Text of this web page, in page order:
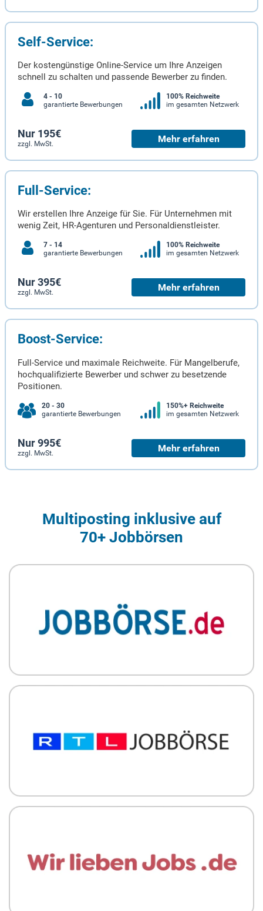
Self-Service:
Der kostengünstige Online-Service um Ihre Anzeigen
schnell zu schalten und passende Bewerber zu finden.
4 - 10
garantierte Bewerbungen
100% Reichweite
im gesamten Netzwerk
Nur 195€
zzgl. MwSt. Mehr erfahren
Full-Service:
Wir erstellen Ihre Anzeige für Sie. Für Unternehmen mit
wenig Zeit, HR-Agenturen und Personaldienstleister.
7 - 14
garantierte Bewerbungen
100% Reichweite
im gesamten Netzwerk
Nur 395€
zzgl. MwSt. Mehr erfahren
Boost-Service:
Full-Service und maximale Reichweite. Für Mangelberufe,
hochqualifizierte Bewerber und schwer zu besetzende
Positionen.
20 - 30
garantierte Bewerbungen
150%+ Reichweite
im gesamten Netzwerk
Nur 995€
zzgl. MwSt. Mehr erfahren
Multiposting inklusive auf
70+ Jobbörsen